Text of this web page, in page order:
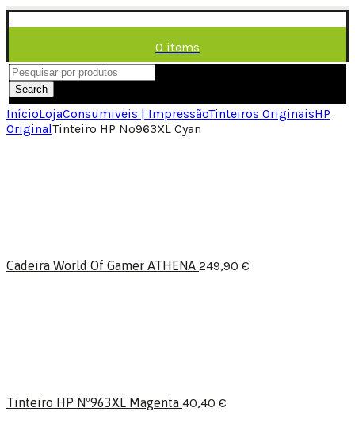
0 items
/ 0,00€
Menu
Search
InícioLojaConsumiveis | ImpressãoTinteiros OriginaisHP
OriginalTinteiro HP Nº963XL Cyan
Cadeira World Of Gamer ATHENA 249,90 €
Tinteiro HP Nº963XL Magenta 40,40 €